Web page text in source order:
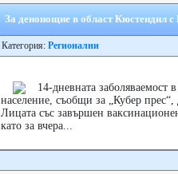
За денонощие в област Кюстендил
Категория: Регионални
14-дневната
население, съобщи за „Кубер
Лицата със завършен
като за вчера...